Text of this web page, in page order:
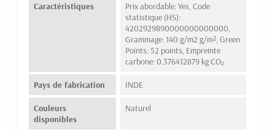
Caractéristiques
Prix abordable: Yes, Code
statistique (HS):
4202929890000000000000,
Grammage: 140 g/m2 g/m², Green
Points: 52 points, Empreinte
carbone: 0.376412879 kg CO₂
Pays de fabrication INDE
Couleurs
disponibles
Naturel